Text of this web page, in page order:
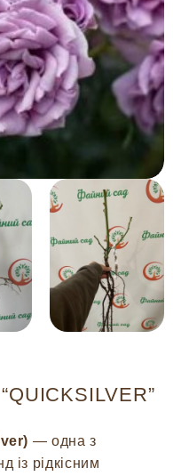
— одна з
із рідкісним